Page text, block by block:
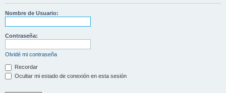
c
Nombre de Usuario:
Contraseña:
Olvidé mi contraseña
Recordar
Ocultar mi estado de conexión en esta sesión